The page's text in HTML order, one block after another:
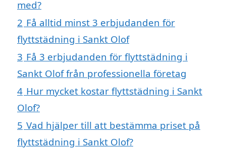
med?
2 Få alltid minst 3 erbjudanden för
flyttstädning i Sankt Olof
3 Få 3 erbjudanden för flyttstädning i
Sankt Olof från professionella företag
4 Hur mycket kostar flyttstädning i Sankt
Olof?
5 Vad hjälper till att bestämma priset på
flyttstädning i Sankt Olof?